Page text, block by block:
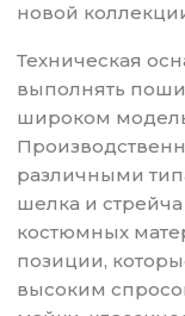
новой
Техническая
выполнять
широком
различными
шелка и
костюмных
позиции,
высоким